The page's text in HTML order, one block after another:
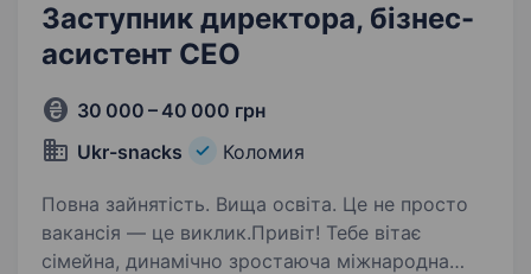
Заступник директора, бізнес-
асистент CEO
30 000 – 40 000 грн
Ukr-snacks
Коломия
Повна зайнятість. Вища освіта. Це не просто
вакансія — це виклик.Привіт! Тебе вітає
сімейна, динамічно зростаюча міжнародна